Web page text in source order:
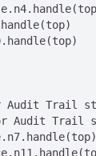
Audit Trail
Audit Trail